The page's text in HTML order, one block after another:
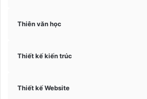
Thiên văn học
Thiết kế kiến trúc
Thiết kế Website